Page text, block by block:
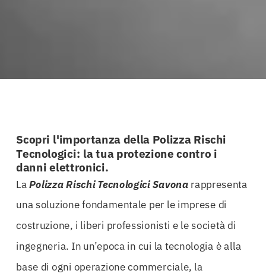
Scopri l'importanza della Polizza Rischi
Tecnologici: la tua protezione contro i
danni elettronici.
LaPolizza Rischi Tecnologici Savona rappresenta
una soluzione fondamentale per le imprese di
costruzione, i liberi professionisti e le società di
ingegneria. In un’epoca in cui la tecnologia è alla
base di ogni operazione commerciale, la